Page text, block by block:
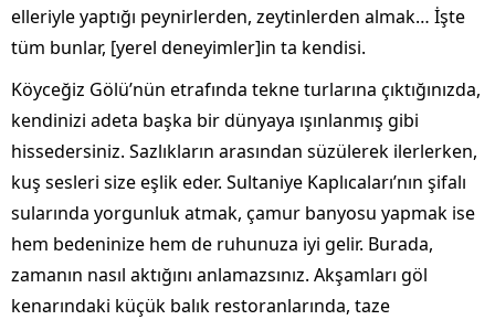
elleriyle yaptığı peynirlerden, zeytinlerden almak… İşte
tüm bunlar, [yerel deneyimler]in ta kendisi.
Köyceğiz Gölü’nün etrafında tekne turlarına çıktığınızda,
kendinizi adeta başka bir dünyaya ışınlanmış gibi
hissedersiniz. Sazlıkların arasından süzülerek ilerlerken,
kuş sesleri size eşlik eder. Sultaniye Kaplıcaları’nın şifalı
sularında yorgunluk atmak, çamur banyosu yapmak ise
hem bedeninize hem de ruhunuza iyi gelir. Burada,
zamanın nasıl aktığını anlamazsınız. Akşamları göl
kenarındaki küçük balık restoranlarında, taze